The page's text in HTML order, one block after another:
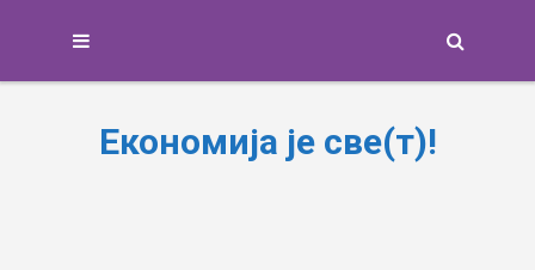
Економија је све(т)!